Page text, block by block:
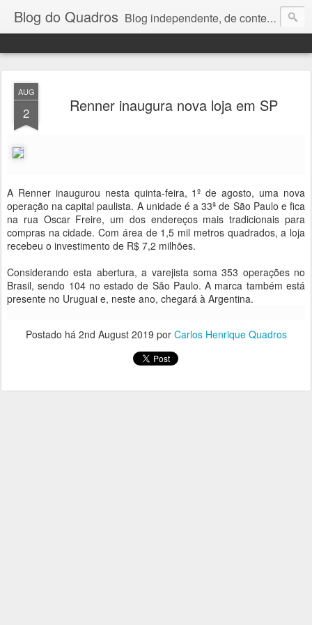
Blog do Quadros Blog independente, de conteúdo noticioso, com foco em economia, negócios, política e atualidades. e-mail do editor: chquadros2@gmail.com
AUG
2 Renner inaugura nova loja em SP
A Renner inaugurou nesta quinta-feira, 1º de agosto, uma nova
operação na capital paulista. A unidade é a 33ª de São Paulo e fica
na rua Oscar Freire, um dos endereços mais tradicionais para
compras na cidade. Com área de 1,5 mil metros quadrados, a loja
recebeu o investimento de R$ 7,2 milhões.
Considerando esta abertura, a varejista soma 353 operações no
Brasil, sendo 104 no estado de São Paulo. A marca também está
presente no Uruguai e, neste ano, chegará à Argentina.
Postado há 2nd August 2019 por Carlos Henrique Quadros